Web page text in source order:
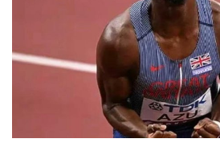
Praise & Prayers
Contact US